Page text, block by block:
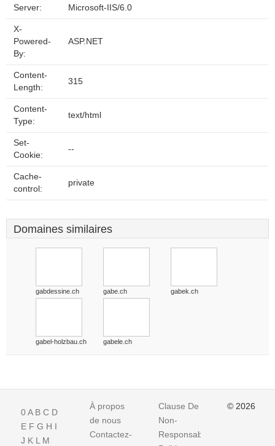
Server: Microsoft-IIS/6.0
X-
Powered-
By:
ASP.NET
Content-
Length:
315
Content-
Type:
text/html
Set-
Cookie:
--
Cache-
control:
private
Domaines similaires
gabdessine.ch gabe.ch gabek.ch
gabel-holzbau.ch gabele.ch
0A B C D
E F G H I
J K L M
À propos
de nous
Contactez-
Clause De
Non-
Responsabilite
© 2026